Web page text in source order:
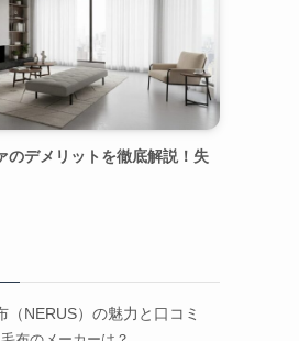
のデメリットを徹底解説！失
（NERUS）の魅力と口コミ